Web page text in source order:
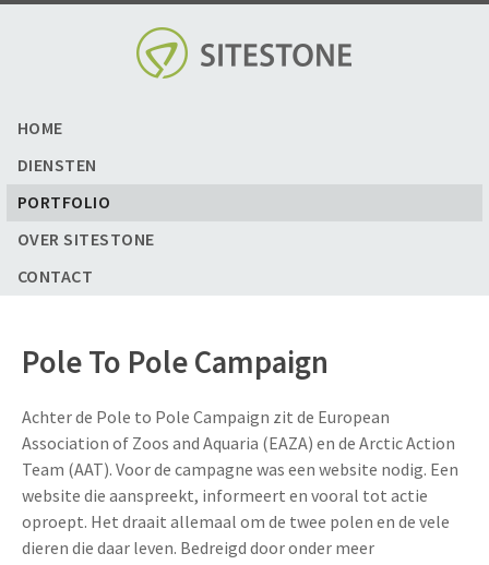
HOME
DIENSTEN
PORTFOLIO
OVER SITESTONE
CONTACT
Pole To Pole Campaign
Achter de Pole to Pole Campaign zit de European
Association of Zoos and Aquaria (EAZA) en de Arctic Action
Team (AAT). Voor de campagne was een website nodig. Een
website die aanspreekt, informeert en vooral tot actie
oproept. Het draait allemaal om de twee polen en de vele
dieren die daar leven. Bedreigd door onder meer